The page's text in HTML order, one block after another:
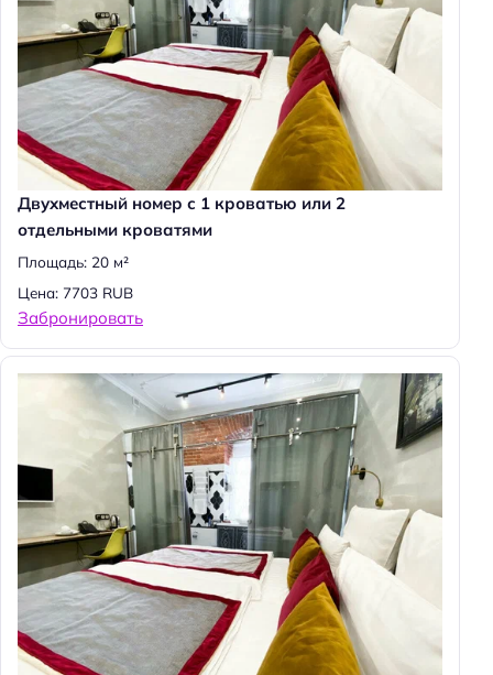
Двухместный номер с 1 кроватью или 2
отдельными кроватями
Площадь: 20 м²
Цена: 7703 RUB
Забронировать
Н
а
й
т
и